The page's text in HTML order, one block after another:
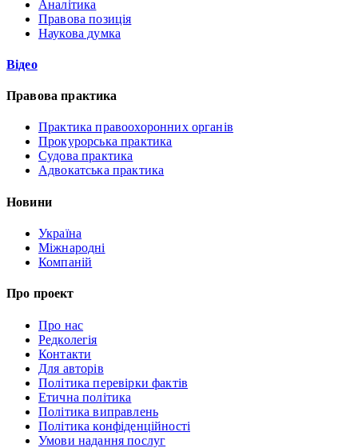
Аналітика
Правова позиція
Наукова думка
Відео
Правова практика
Практика правоохоронних органів
Прокурорська практика
Судова практика
Адвокатська практика
Новини
Україна
Міжнародні
Компаній
Про проект
Про нас
Редколегія
Контакти
Для авторів
Політика перевірки фактів
Етична політика
Політика виправлень
Політика конфіденційності
Умови надання послуг